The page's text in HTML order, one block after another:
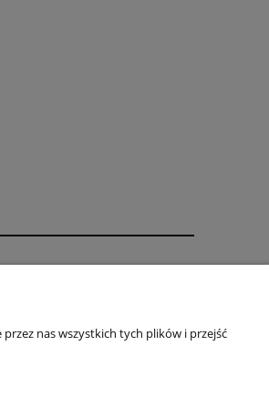
nas wszystkich tych plików i przejść